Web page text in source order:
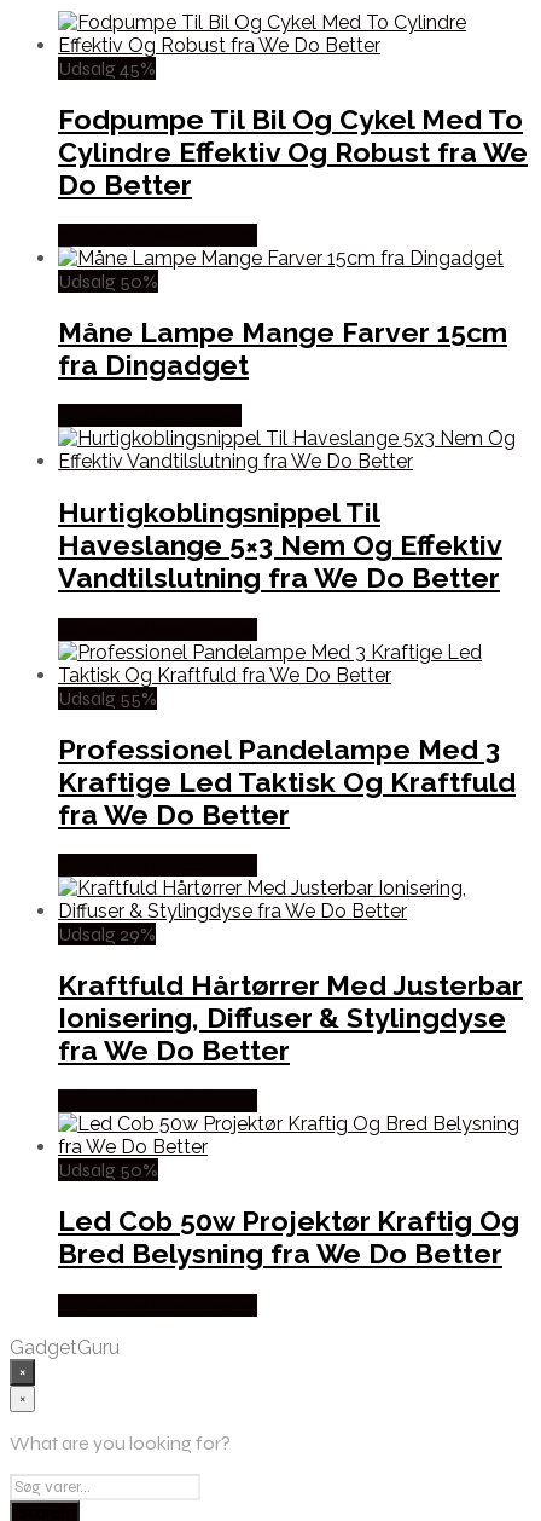
Udsalg 45%
Fodpumpe Til Bil Og Cykel Med To
Cylindre Effektiv Og Robust fra We
Do Better
Udsalg 50%
Måne Lampe Mange Farver 15cm
fra Dingadget
Hurtigkoblingsnippel Til
Haveslange 5×3 Nem Og Effektiv
Vandtilslutning fra We Do Better
Udsalg 55%
Professionel Pandelampe Med 3
Kraftige Led Taktisk Og Kraftfuld
fra We Do Better
Udsalg 29%
Kraftfuld Hårtørrer Med Justerbar
Ionisering, Diffuser & Stylingdyse
fra We Do Better
Udsalg 50%
Led Cob 50w Projektør Kraftig Og
Bred Belysning fra We Do Better
GadgetGuru
×
×
What are you looking for?